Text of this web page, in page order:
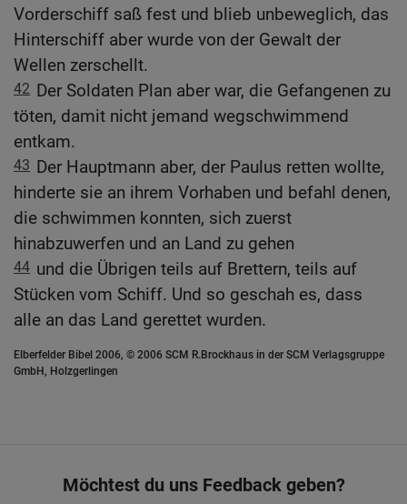
Vorderschiff saß fest und blieb unbeweglich, das
Hinterschiff aber wurde von der Gewalt der
Wellen zerschellt.
42 Der Soldaten Plan aber war, die Gefangenen zu
töten, damit nicht jemand wegschwimmend
entkam.
43 Der Hauptmann aber, der Paulus retten wollte,
hinderte sie an ihrem Vorhaben und befahl denen,
die schwimmen konnten, sich zuerst
hinabzuwerfen und an Land zu gehen
44 und die Übrigen teils auf Brettern, teils auf
Stücken vom Schiff. Und so geschah es, dass
alle an das Land gerettet wurden.
Elberfelder Bibel 2006, © 2006 SCM R.Brockhaus in der SCM Verlagsgruppe
GmbH, Holzgerlingen
Möchtest du uns Feedback geben?